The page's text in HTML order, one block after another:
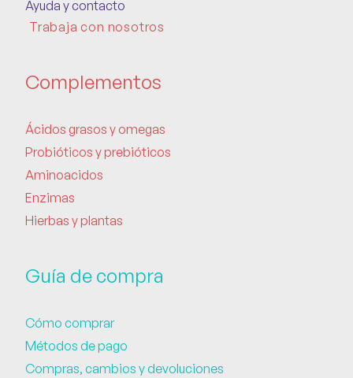
Ayuda y contacto
Trabaja con nosotros
Complementos
Ácidos grasos y omegas
Probióticos y prebióticos
Aminoacidos
Enzimas
Hierbas y plantas
Guía de compra
Cómo comprar
Métodos de pago
Compras, cambios y devoluciones